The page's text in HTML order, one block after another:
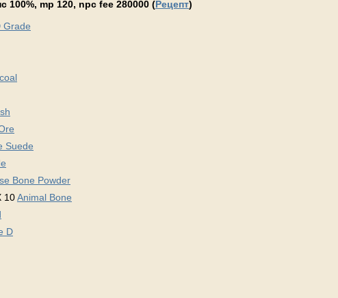
100%, mp 120, npc fee 280000 (Рецепт)
Grade
Suede
Bone Powder
10Animal Bone
D